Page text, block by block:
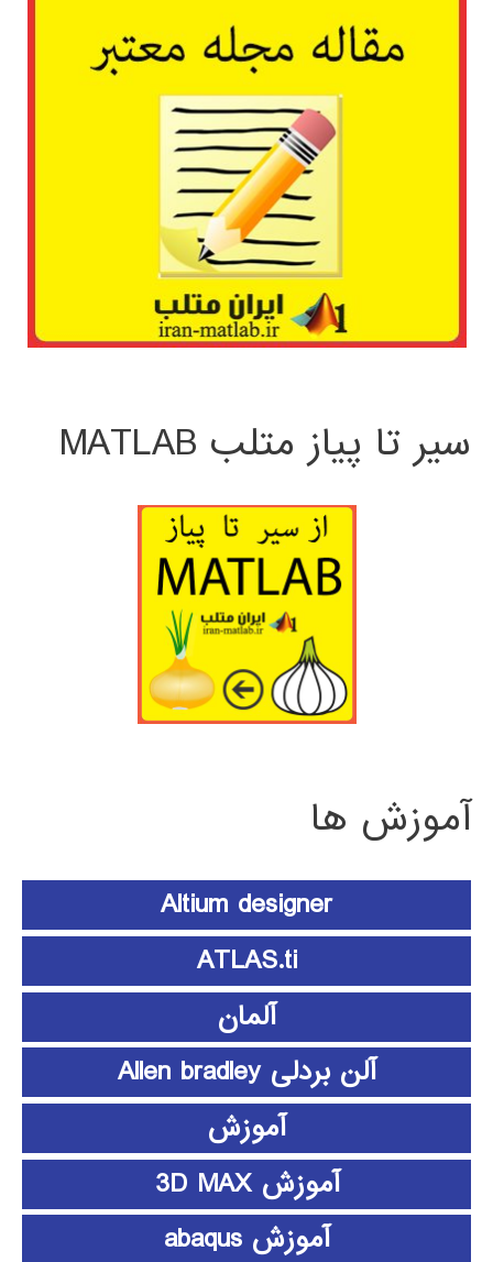
سیر تا پیاز متلب MATLAB
آموزش ها
Altium designer
ATLAS.ti
آلمان
آلن بردلی Allen bradley
آموزش
آموزش 3D MAX
آموزش abaqus